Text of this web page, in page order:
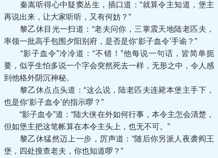
秦嵩听得心中疑窦丛生，插口道：“就算令主知道，堡主
再说出来，让大家听听，又有何妨？”
黎乙休目光一扫道：“老夫问你，三掌震天地陆老匹夫，
率领一批高手包围夕阳别府，是否是你‘影子血令’手谕？”
“影子血令”冷冷道：“不错！”他每说一句话，皆简单扼
要，似乎生怕多说一个字会突然死去一样，无形之中，令人感
到他格外阴沉神秘。
黎乙休点点头道：“这么说，陆老匹夫连毙本堡主手下，
也是你‘影子血令’的指示啰？”
“影子血令”道：“陆大侠在外如何行事，本令主怎会清楚，
但如堡主把这笔帐算在本令主头上，也无不可。”
黎乙休猛然迈上一步，厉声道：“随后你另派人夜袭阎王
堡，四处搜查老夫，你也知道啰？”